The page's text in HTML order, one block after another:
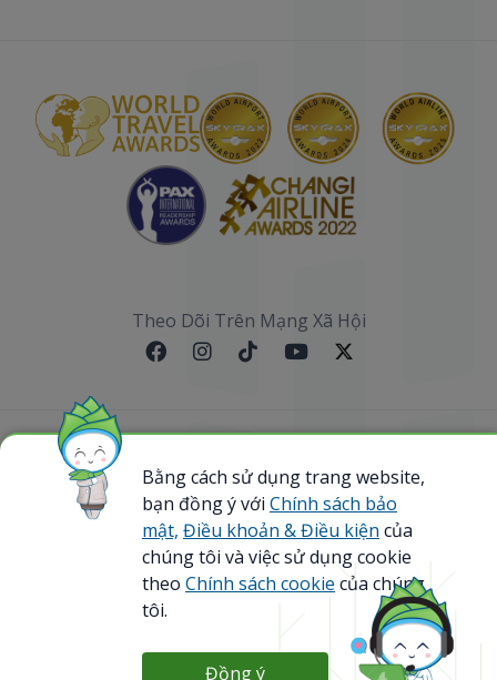
Theo Dõi Trên Mạng Xã Hội
Sơ đồ website
@ 2023 Bamboo Airways Copyright. All Rights
Reserved.
Business Registration Code: 0107867370
Bằng cách sử dụng trang website,
bạn đồng ý với Chính sách bảo
mật, Điều khoản & Điều kiện của
chúng tôi và việc sử dụng cookie
theo Chính sách cookie của chúng
tôi.
Đồng ý